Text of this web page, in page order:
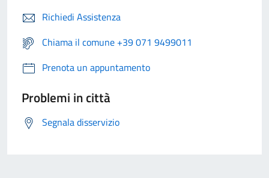
Richiedi Assistenza
Chiama il comune +39 071 9499011
Prenota un appuntamento
Problemi in città
Segnala disservizio